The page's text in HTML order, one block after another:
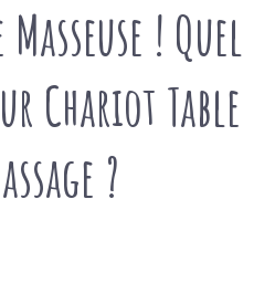
! Quel
Chariot Table
?